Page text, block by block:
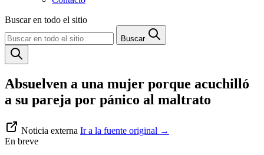
Buscar en todo el sitio
Buscar
Absuelven a una mujer porque acuchilló
a su pareja por pánico al maltrato
Noticia externa Ir a la fuente original →
En breve